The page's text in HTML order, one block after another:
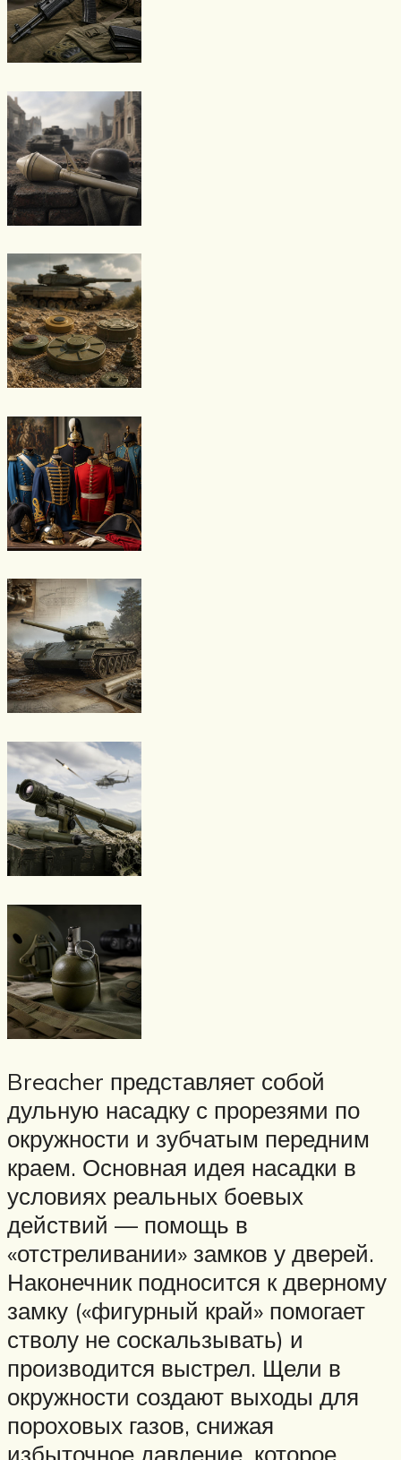
Breacher представляет собой
дульную насадку с прорезями по
окружности и зубчатым передним
краем. Основная идея насадки в
условиях реальных боевых
действий — помощь в
«отстреливании» замков у дверей.
Наконечник подносится к дверному
замку («фигурный край» помогает
стволу не соскальзывать) и
производится выстрел. Щели в
окружности создают выходы для
пороховых газов, снижая
избыточное давление, которое